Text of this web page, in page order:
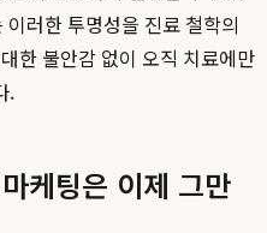
이러한 투명성을 진료 철학의
한 불안감 없이 오직 치료에만
.
케팅은 이제 그만